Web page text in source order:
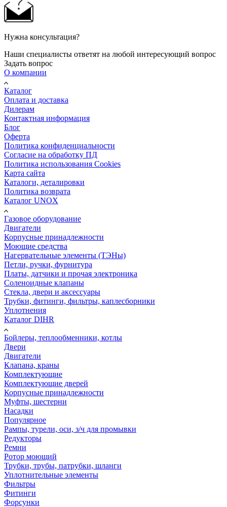
Нужна консультация?
Наши специалисты ответят на любой интересующий вопрос
Задать вопрос
О компании
Каталог
Оплата и доставка
Дилерам
Контактная информация
Блог
Оферта
Политика конфиденциальности
Согласие на обработку ПД
Политика использования Cookies
Карта сайта
Каталоги, деталировки
Политика возврата
Каталог UNOX
Газовое оборудование
Двигатели
Корпусные принадлежности
Моющие средства
Нагервательные элементы (ТЭНы)
Петли, ручки, фурнитура
Платы, датчики и прочая электроника
Соленоидные клапаны
Стекла, двери и аксессуары
Трубки, фитинги, фильтры, каплесборники
Уплотнения
Каталог DIHR
Бойлеры, теплообменники, котлы
Двери
Двигатели
Клапана, краны
Комплектующие
Комплектующие дверей
Корпусные принадлежности
Муфты, шестерни
Насадки
Популярное
Рампы, турели, оси, з/ч для промывки
Редукторы
Ремни
Ротор моющий
Трубки, трубы, патрубки, шланги
Уплотнительные элементы
Фильтры
Фитинги
Форсунки